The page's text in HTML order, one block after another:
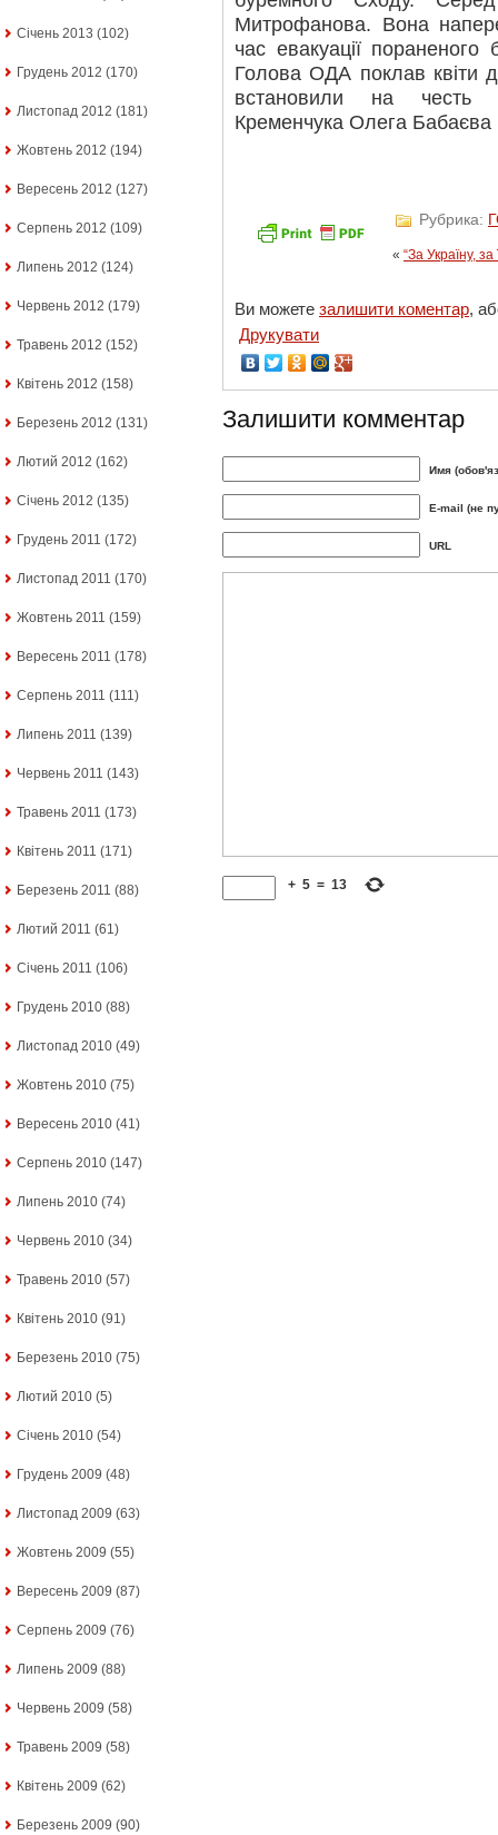
Січень 2013 (102)
Грудень 2012 (170)
Листопад 2012 (181)
Жовтень 2012 (194)
Вересень 2012 (127)
Серпень 2012 (109)
Липень 2012 (124)
Червень 2012 (179)
Травень 2012 (152)
Квітень 2012 (158)
Березень 2012 (131)
Лютий 2012 (162)
Січень 2012 (135)
Грудень 2011 (172)
Листопад 2011 (170)
Жовтень 2011 (159)
Вересень 2011 (178)
Серпень 2011 (111)
Липень 2011 (139)
Червень 2011 (143)
Травень 2011 (173)
Квітень 2011 (171)
Березень 2011 (88)
Лютий 2011 (61)
Січень 2011 (106)
Грудень 2010 (88)
Листопад 2010 (49)
Жовтень 2010 (75)
Вересень 2010 (41)
Серпень 2010 (147)
Липень 2010 (74)
Червень 2010 (34)
Травень 2010 (57)
Квітень 2010 (91)
Березень 2010 (75)
Лютий 2010 (5)
Січень 2010 (54)
Грудень 2009 (48)
Листопад 2009 (63)
Жовтень 2009 (55)
Вересень 2009 (87)
Серпень 2009 (76)
Липень 2009 (88)
Червень 2009 (58)
Травень 2009 (58)
Квітень 2009 (62)
Березень 2009 (90)
Митрофанова. Вона
час евакуації пораненого
Голова ОДА поклав квіти
встановили на честь
Кременчука Олега
Рубрика:
« “За Україну,
Ви можете залишити коментар,
Друкувати
Залишити комментар
Имя
E-mail (не
URL
+ 5 = 13